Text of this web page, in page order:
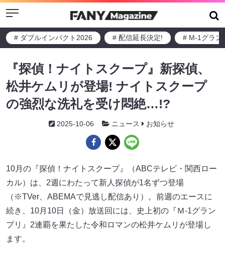
Menu
# ダブルインパクト2026 # 配信延長決定! # M-1グラン
『探偵！ナイトスクープ』新探偵、
松井ケムリが登場! ナイトスクープ
の強烈な洗礼を受け悶絶…!?
2025-10-06 ニュース お知らせ
10月の『探偵！ナイトスクープ』（ABCテレビ・関西ロー
カル）は、2週にわたって新人探偵が1名ずつ登場
（※TVer、ABEMAで見逃し配信あり）。前週のエースに
続き、10月10日（金）放送回には、史上初の『Ｍ-1グラン
プリ』2連覇を果たした令和ロマンの松井ケムリが登場し
ます。